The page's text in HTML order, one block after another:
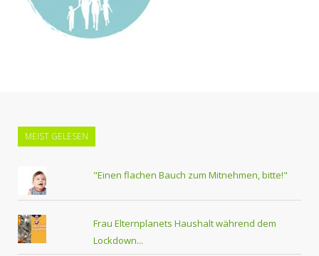
MEIST GELESEN
"Einen flachen Bauch zum Mitnehmen, bitte!"
Frau Elternplanets Haushalt während dem
Lockdown...